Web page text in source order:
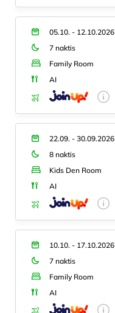
05.10. - 12.10.2026
7 naktis
Family Room
AI
22.09. - 30.09.2026
8 naktis
Kids Den Room
AI
10.10. - 17.10.2026
7 naktis
Family Room
AI